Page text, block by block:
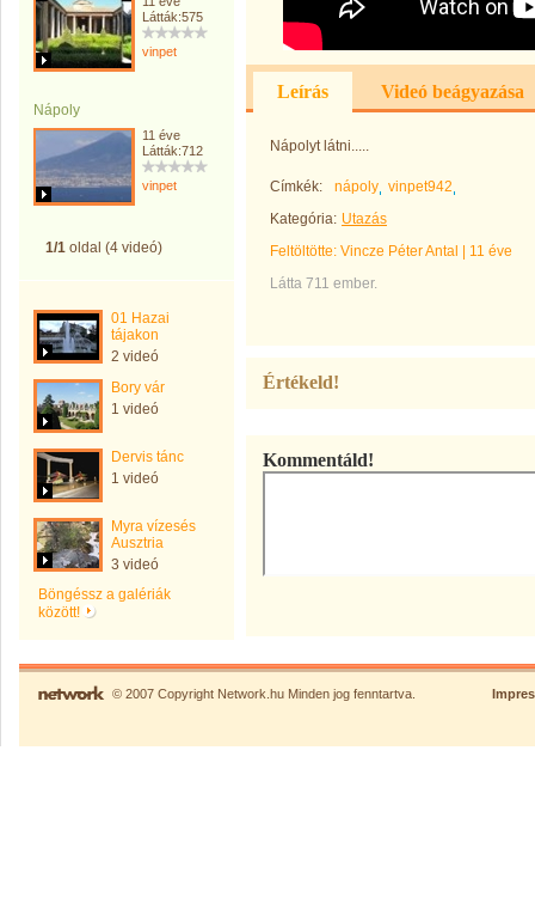
Látták:575
vinpet
Nápoly
11 éve
Látták:712
vinpet
1/1 oldal (4 videó)
01 Hazai
tájakon
2 videó
Bory vár
1 videó
Dervis tánc
1 videó
Myra vízesés
Ausztria
3 videó
Böngéssz a galériák
között!
Leírás Videó beágyazása
Nápolyt látni.....
Címkék: nápoly vinpet942
Kategória: Utazás
Feltöltötte: Vincze Péter Antal
11 éve
Látta 711 ember.
Értékeld!
Kommentáld!
© 2007 Copyright Network.hu Minden jog fenntartva.